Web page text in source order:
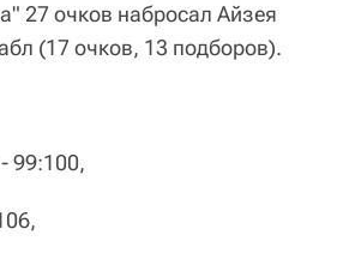
27 очков набросал Айзея
(17 очков, 13 подборов).
99:100,